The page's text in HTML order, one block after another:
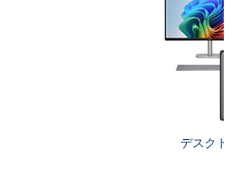
デスクトップ